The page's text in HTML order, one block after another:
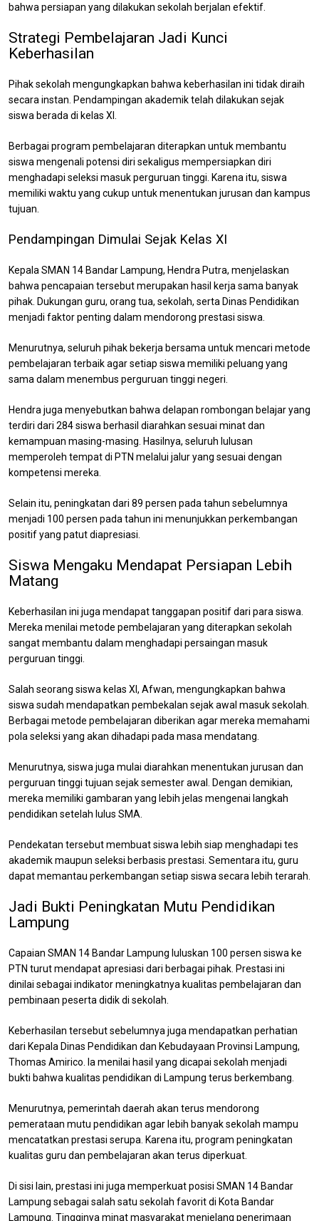
bahwa persiapan yang dilakukan sekolah berjalan efektif.
Strategi Pembelajaran Jadi Kunci
Keberhasilan
Pihak sekolah mengungkapkan bahwa keberhasilan ini tidak diraih
secara instan. Pendampingan akademik telah dilakukan sejak
siswa berada di kelas XI.
Berbagai program pembelajaran diterapkan untuk membantu
siswa mengenali potensi diri sekaligus mempersiapkan diri
menghadapi seleksi masuk perguruan tinggi. Karena itu, siswa
memiliki waktu yang cukup untuk menentukan jurusan dan kampus
tujuan.
Pendampingan Dimulai Sejak Kelas XI
Kepala SMAN 14 Bandar Lampung, Hendra Putra, menjelaskan
bahwa pencapaian tersebut merupakan hasil kerja sama banyak
pihak. Dukungan guru, orang tua, sekolah, serta Dinas Pendidikan
menjadi faktor penting dalam mendorong prestasi siswa.
Menurutnya, seluruh pihak bekerja bersama untuk mencari metode
pembelajaran terbaik agar setiap siswa memiliki peluang yang
sama dalam menembus perguruan tinggi negeri.
Hendra juga menyebutkan bahwa delapan rombongan belajar yang
terdiri dari 284 siswa berhasil diarahkan sesuai minat dan
kemampuan masing-masing. Hasilnya, seluruh lulusan
memperoleh tempat di PTN melalui jalur yang sesuai dengan
kompetensi mereka.
Selain itu, peningkatan dari 89 persen pada tahun sebelumnya
menjadi 100 persen pada tahun ini menunjukkan perkembangan
positif yang patut diapresiasi.
Siswa Mengaku Mendapat Persiapan Lebih
Matang
Keberhasilan ini juga mendapat tanggapan positif dari para siswa.
Mereka menilai metode pembelajaran yang diterapkan sekolah
sangat membantu dalam menghadapi persaingan masuk
perguruan tinggi.
Salah seorang siswa kelas XI, Afwan, mengungkapkan bahwa
siswa sudah mendapatkan pembekalan sejak awal masuk sekolah.
Berbagai metode pembelajaran diberikan agar mereka memahami
pola seleksi yang akan dihadapi pada masa mendatang.
Menurutnya, siswa juga mulai diarahkan menentukan jurusan dan
perguruan tinggi tujuan sejak semester awal. Dengan demikian,
mereka memiliki gambaran yang lebih jelas mengenai langkah
pendidikan setelah lulus SMA.
Pendekatan tersebut membuat siswa lebih siap menghadapi tes
akademik maupun seleksi berbasis prestasi. Sementara itu, guru
dapat memantau perkembangan setiap siswa secara lebih terarah.
Jadi Bukti Peningkatan Mutu Pendidikan
Lampung
Capaian SMAN 14 Bandar Lampung luluskan 100 persen siswa ke
PTN turut mendapat apresiasi dari berbagai pihak. Prestasi ini
dinilai sebagai indikator meningkatnya kualitas pembelajaran dan
pembinaan peserta didik di sekolah.
Keberhasilan tersebut sebelumnya juga mendapatkan perhatian
dari Kepala Dinas Pendidikan dan Kebudayaan Provinsi Lampung,
Thomas Amirico. Ia menilai hasil yang dicapai sekolah menjadi
bukti bahwa kualitas pendidikan di Lampung terus berkembang.
Menurutnya, pemerintah daerah akan terus mendorong
pemerataan mutu pendidikan agar lebih banyak sekolah mampu
mencatatkan prestasi serupa. Karena itu, program peningkatan
kualitas guru dan pembelajaran akan terus diperkuat.
Di sisi lain, prestasi ini juga memperkuat posisi SMAN 14 Bandar
Lampung sebagai salah satu sekolah favorit di Kota Bandar
Lampung. Tingginya minat masyarakat menjelang penerimaan